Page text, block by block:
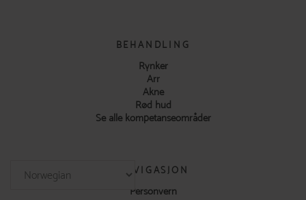
BEHANDLING
Rynker
Arr
Akne
Rød hud
Se alle kompetanseområder
NAVIGASJON
Personvern